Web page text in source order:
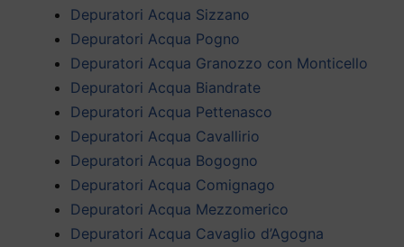
Depuratori Acqua Sizzano
Depuratori Acqua Pogno
Depuratori Acqua Granozzo con Monticello
Depuratori Acqua Biandrate
Depuratori Acqua Pettenasco
Depuratori Acqua Cavallirio
Depuratori Acqua Bogogno
Depuratori Acqua Comignago
Depuratori Acqua Mezzomerico
Depuratori Acqua Cavaglio d’Agogna